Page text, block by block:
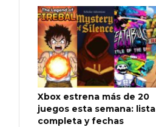
Xbox estrena más de 20
juegos esta semana: lista
completa y fechas